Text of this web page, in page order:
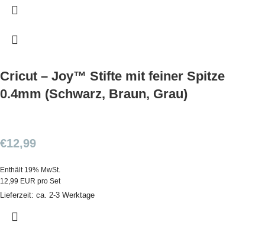
Cricut – Joy™ Stifte mit feiner Spitze
0.4mm (Schwarz, Braun, Grau)
€12,99
Enthält 19% MwSt.
12,99 EUR pro Set
Lieferzeit: ca. 2-3 Werktage